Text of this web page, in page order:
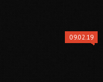
09.02.19